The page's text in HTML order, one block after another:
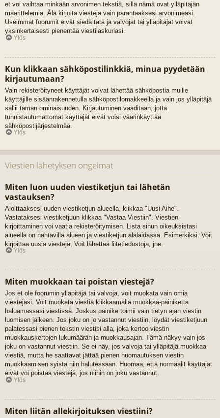
et voi vaihtaa minkään arvonimen tekstiä, sillä nämä ovat ylläpitäjän
määrittelemiä. Älä kirjoita viestejä vain parantaaksesi arvonimeäsi.
Useimmat foorumit eivät siedä tätä ja valvojat tai ylläpitäjät voivat
yksinkertaisesti pienentää viestilaskuriasi.
Ylös
Kun klikkaan sähköpostilinkkiä, minua pyydetään
kirjautumaan?
Vain rekisteröityneet käyttäjät voivat lähettää sähköpostia muille
käyttäjille sisäänrakennetulla sähköpostilomakkeella ja vain jos ylläpitäjä
sallii tämän ominaisuuden. Kirjautuminen vaaditaan, jotta
tunnistautumattomat käyttäjät eivät voisi väärinkäyttää
sähköpostijärjestelmää.
Ylös
Viestien lähetyksen ongelmat
Miten luon uuden viestiketjun tai lähetän
vastauksen?
Aloittaaksesi uuden viestiketjun alueella, klikkaa "Uusi Aihe".
Vastataksesi viestiketjuun klikkaa "Vastaa Viestiin". Viestien
kirjoittaminen voi vaatia rekisteröitymisen. Lista sinun oikeuksistasi
alueella on nähtävillä alueen ja viestiketjun alalaidassa. Esimerkiksi: Voit
kirjoittaa uusia viestejä, Voit lähettää liitetiedostoja, jne.
Ylös
Miten muokkaan tai poistan viestejä?
Jos et ole foorumin ylläpitäjä tai valvoja, voit muokata vain omia
viestejäsi. Voit muokata viestiä klikkaamalla muokkaa-painiketta
haluamassasi viestissä. Joskus painike toimii vain tietyn ajan viestin
luomisen jälkeen. Jos joku on jo vastannut viestiin, löydät viestiketjuun
palatessasi pienen tekstin viestisi alla, joka kertoo viestin
muokkauskertojen lukumäärän ja muokkausajan. Tämä näkyy vain jos
joku on vastannut viestiin. Se ei näy, jos valvoja tai ylläpitäjä muokkaa
viestiä, mutta he saattavat jättää pienen huomautuksen viestin
muokkaamisen syistä niin halutessaan. Huomaa, että normaalit käyttäjät
eivät voi poistaa viestejä, jos niihin on joku vastannut.
Ylös
Miten liitän allekirjoituksen viestiini?